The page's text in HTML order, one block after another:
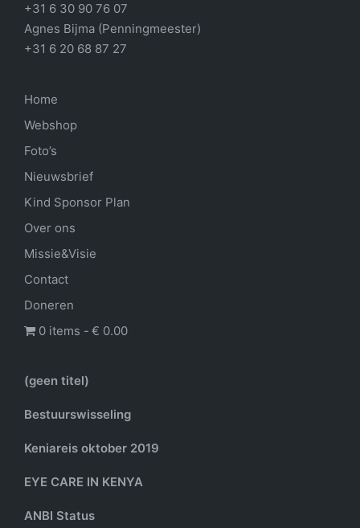
+31 6 30 90 76 07
Agnes Bijma (Penningmeester)
+31 6 20 68 87 27
Home
Webshop
Foto’s
Nieuwsbrief
Kind Sponsor Plan
Over ons
Missie&Visie
Contact
Doneren
0 items
€ 0.00
(geen titel)
Bestuurswisseling
Keniareis oktober 2019
EYE CARE IN KENYA
ANBI Status